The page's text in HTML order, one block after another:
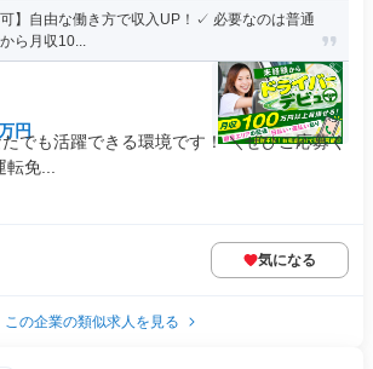
可】自由な働き方で収入UP！✓ 必要なのは普通
ら月収10...
円
でも活躍できる環境です！ ＼ぜひご応募く
免...
気になる
この企業の類似求人を見る